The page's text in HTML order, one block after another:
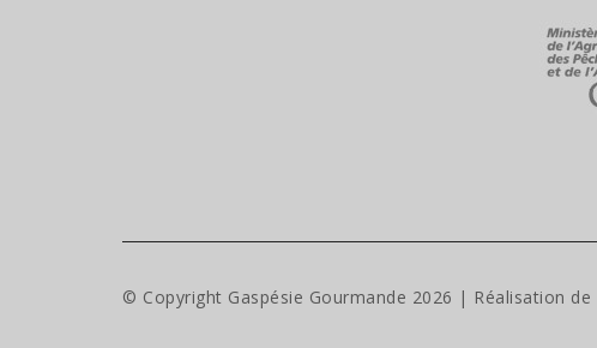
© Copyright Gaspésie Gourmande 2026 | Réalisation de